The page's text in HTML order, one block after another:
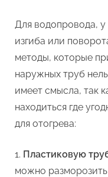
Для водопровода, у
изгиба или
методы, которые
наружных труб
имеет смысла, так
находиться где
для отогрева:
Пластиковую
можно